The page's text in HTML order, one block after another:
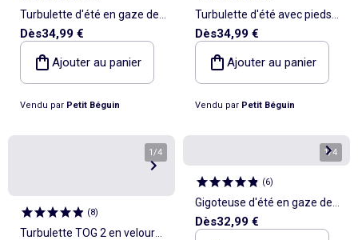
Turbulette d'été en gaze de
coton avec pieds
retroussables Arizona
Dès34,99 €
Ajouter au panier
Vendu par Petit Béguin
Turbulette d'été avec pieds
retroussables Poésie d'été
Dès34,99 €
Ajouter au panier
Vendu par Petit Béguin
1 /4
(8)
Turbulette TOG 2 en velours
1/4
(6)
Gigoteuse d'été en gaze de
coton Anaelle
Dès32,99 €